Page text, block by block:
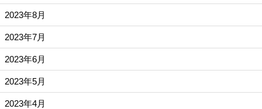
2023年8月
2023年7月
2023年6月
2023年5月
2023年4月